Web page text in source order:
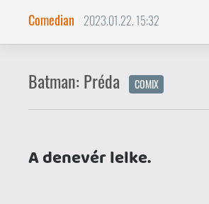
beleremegett, és ezt a
sem hagyhatta figyelmen kívül. A
sikerre többek közt a még
az évben elindítottLegends of the
Knightcímű
szakaszába engedett bepillantást.